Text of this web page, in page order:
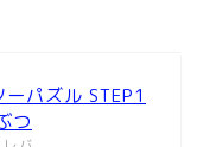
パズル STEP1
つ幼児学習